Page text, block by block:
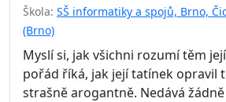
Škola: SŠ informatiky a spojů, Brno,
(Brno)
Myslí si, jak všichni rozumí těm
pořád říká, jak její tatínek opravil
strašně arogantně. Nedává